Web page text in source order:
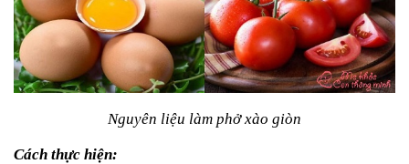
Nguyên liệu làm phở xào giòn
Cách thực hiện: